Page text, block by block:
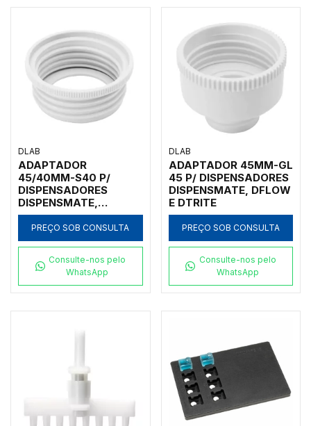
DLAB
ADAPTADOR
45/40MM-S40 P/
DISPENSADORES
DISPENSMATE,
DISPENSMATE-PRO
PREÇO SOB CONSULTA
Consulte-nos pelo
WhatsApp
DLAB
ADAPTADOR 45MM-GL
45 P/ DISPENSADORES
DISPENSMATE, DFLOW
E DTRITE
PREÇO SOB CONSULTA
Consulte-nos pelo
WhatsApp